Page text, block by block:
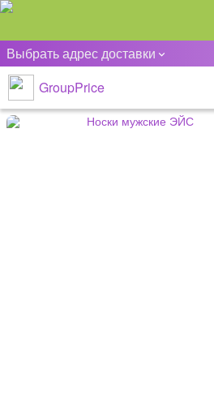
Выбрать адрес доставки
GroupPrice